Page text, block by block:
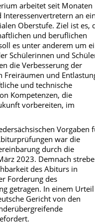
arbeitet seit Monaten
Interessenvertretern an
Oberstufe. Ziel ist es,
und beruflichen
es unter anderem um
Schülerinnen und
die Verbesserung der
Freiräumen und
und technische
Kompetenzen, die
vorbereiten, im
Vorgaben
war die
durch die
2023. Demnach
des Abiturs in
Forderung des
getragen. In einem
Gericht von den